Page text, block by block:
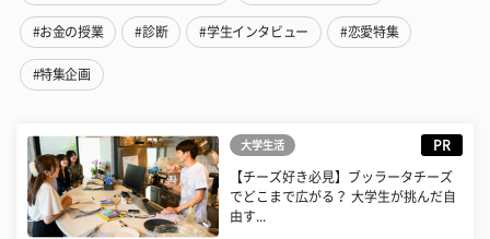
#お金の授業 #診断 #学生インタビュー #恋愛特集
#特集企画
大学生活 PR
【チーズ好き必見】ブッラータチーズ
でどこまで広がる？ 大学生が挑んだ自
由す...